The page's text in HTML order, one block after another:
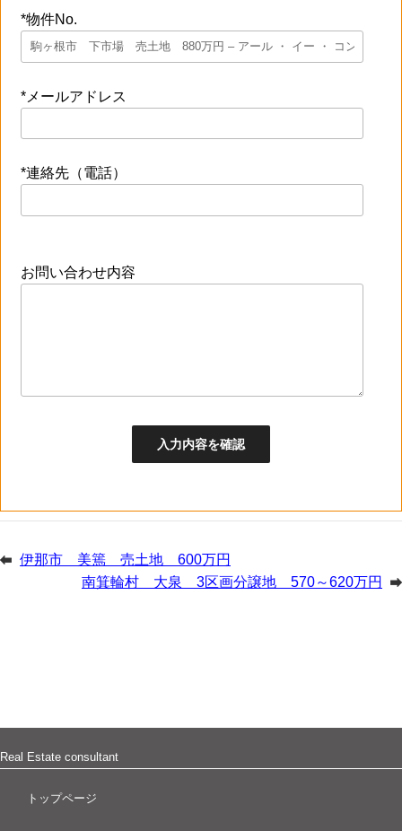
*物件No.
*メールアドレス
*連絡先（電話）
お問い合わせ内容
伊那市 美篶 売土地 600万円
南箕輪村 大泉 3区画分譲地 570～620万円
Real Estate consultant
トップページ